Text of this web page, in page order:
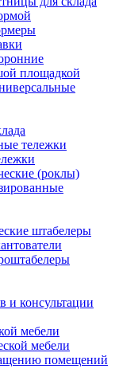
площадкой
тележки
(роклы)
штабелеры
и консультации
мебели
мебели
помещений